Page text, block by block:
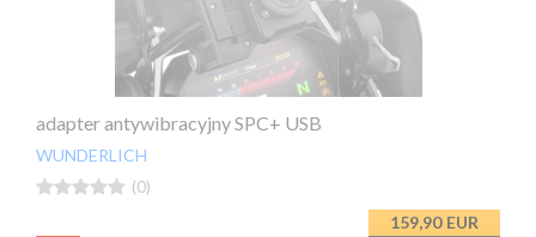
adapter antywibracyjny SPC+ USB
WUNDERLICH
 (0)
159,90 EUR